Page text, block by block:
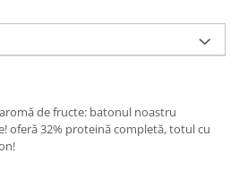
de fructe: batonul noastru
oferă 32% proteină completă, totul cu